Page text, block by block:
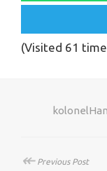
(Visited 61
↞Previous Post